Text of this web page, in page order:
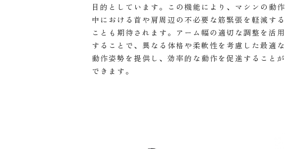
目的としています。この機能により、マシンの動作
中における首や肩周辺の不必要な筋緊張を軽減する
ことも期待されます。アーム幅の適切な調整を活用
することで、異なる体格や柔軟性を考慮した最適な
動作姿勢を提供し、効率的な動作を促進することが
できます。